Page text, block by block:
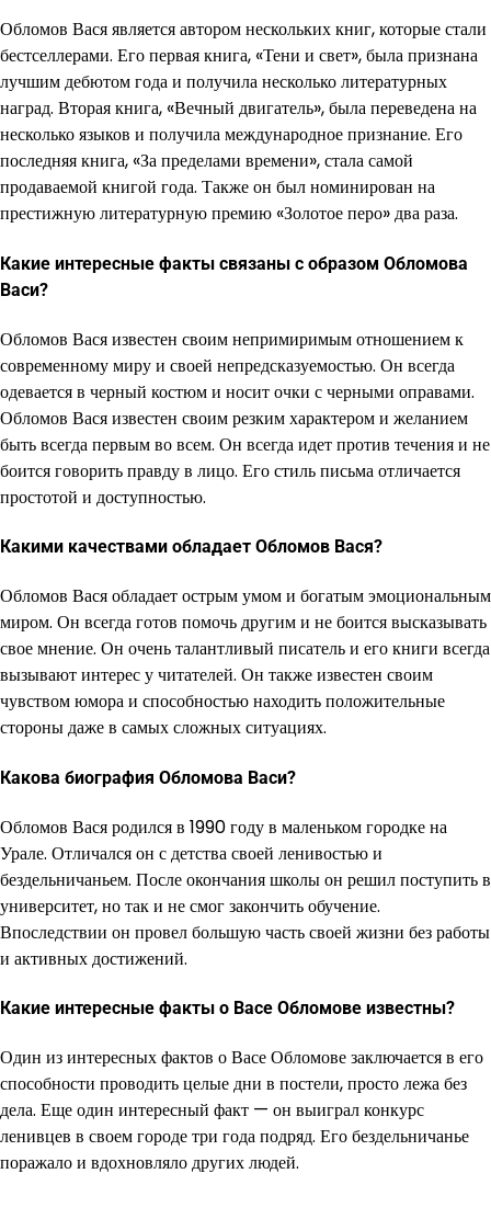
Обломов Вася является автором нескольких книг, которые стали
бестселлерами. Его первая книга, «Тени и свет», была признана
лучшим дебютом года и получила несколько литературных
наград. Вторая книга, «Вечный двигатель», была переведена на
несколько языков и получила международное признание. Его
последняя книга, «За пределами времени», стала самой
продаваемой книгой года. Также он был номинирован на
престижную литературную премию «Золотое перо» два раза.
Какие интересные факты связаны с образом Обломова
Васи?
Обломов Вася известен своим непримиримым отношением к
современному миру и своей непредсказуемостью. Он всегда
одевается в черный костюм и носит очки с черными оправами.
Обломов Вася известен своим резким характером и желанием
быть всегда первым во всем. Он всегда идет против течения и не
боится говорить правду в лицо. Его стиль письма отличается
простотой и доступностью.
Какими качествами обладает Обломов Вася?
Обломов Вася обладает острым умом и богатым эмоциональным
миром. Он всегда готов помочь другим и не боится высказывать
свое мнение. Он очень талантливый писатель и его книги всегда
вызывают интерес у читателей. Он также известен своим
чувством юмора и способностью находить положительные
стороны даже в самых сложных ситуациях.
Какова биография Обломова Васи?
Обломов Вася родился в 1990 году в маленьком городке на
Урале. Отличался он с детства своей ленивостью и
бездельничаньем. После окончания школы он решил поступить в
университет, но так и не смог закончить обучение.
Впоследствии он провел большую часть своей жизни без работы
и активных достижений.
Какие интересные факты о Васе Обломове известны?
Один из интересных фактов о Васе Обломове заключается в его
способности проводить целые дни в постели, просто лежа без
дела. Еще один интересный факт — он выиграл конкурс
ленивцев в своем городе три года подряд. Его бездельничанье
поражало и вдохновляло других людей.